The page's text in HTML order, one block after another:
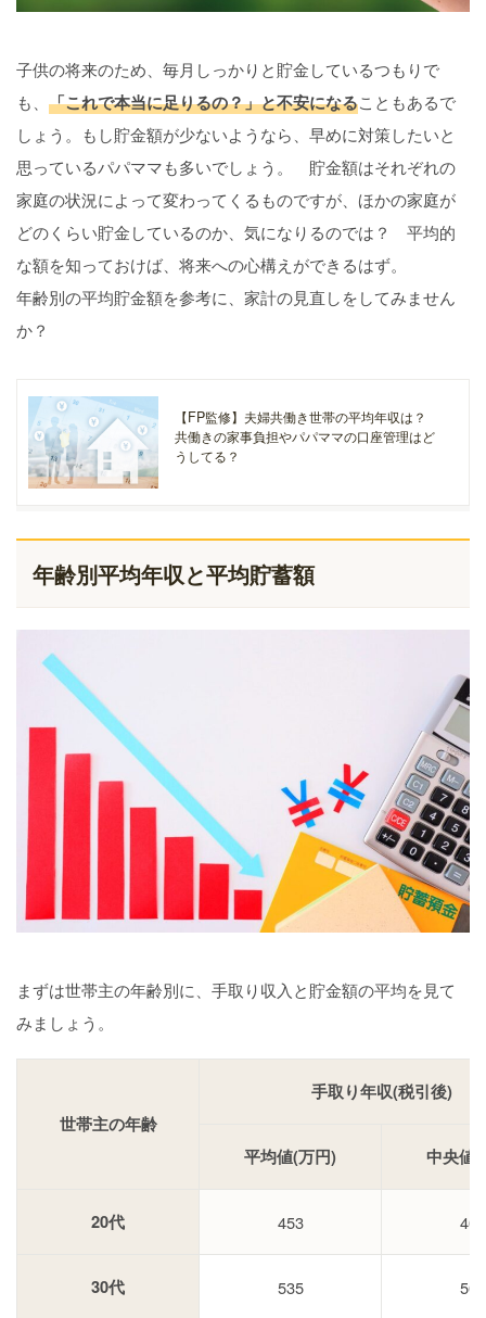
子供の将来のため、毎月しっかりと貯金しているつもりで
も、 「これで本当に足りるの？」と不安になることもあるで
しょう。もし貯金額が少ないようなら、早めに対策したいと
思っているパパママも多いでしょう。 貯金額はそれぞれの
家庭の状況によって変わってくるものですが、ほかの家庭が
どのくらい貯金しているのか、気になりるのでは？ 平均的
な額を知っておけば、将来への心構えができるはず。
年齢別の平均貯金額を参考に、家計の見直しをしてみません
か？
【FP監修】夫婦共働き世帯の平均年収は？
共働きの家事負担やパパママの口座管理はど
うしてる？
年齢別平均年収と平均貯蓄額
まずは世帯主の年齢別に、手取り収入と貯金額の平均を見て
みましょう。
世帯主の年齢
手取り年収(税引後)
平均値(万円) 中央値(
20代 453 400
30代 535 500